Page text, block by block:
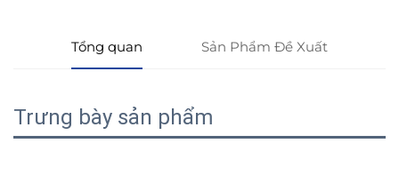
Tổng quan Sản Phẩm Đề Xuất
Trưng bày sản phẩm